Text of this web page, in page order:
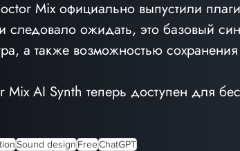
Mix официально выпустили
следовало ожидать, это базовый
а также возможностью сохранения
AI Synth теперь доступен для
Sound design FreeChatGPT